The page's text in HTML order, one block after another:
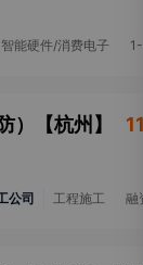
智能硬件/消费电子
） 【杭州 】
公司 工程施工 融